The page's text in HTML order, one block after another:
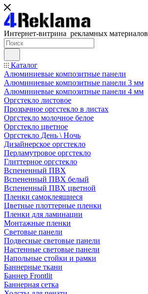
Интернет-витрина рекламных материалов
Каталог
Алюминиевые композитные панели
Алюминиевые композитные панели 3 мм
Алюминиевые композитные панели 4 мм
Оргстекло листовое
Прозрачное оргстекло в листах
Оргстекло молочное белое
Оргстекло цветное
Оргстекло День \ Ночь
Дизайнерское оргстекло
Перламутровое оргстекло
Глиттерное оргстекло
Вспененный ПВХ
Вспененный ПВХ белый
Вспененный ПВХ цветной
Пленки самоклеящиеся
Цветные плоттерные пленки
Пленки для ламинации
Монтажные пленки
Световые панели
Подвесные световые панели
Настенные световые панели
Напольные стойки и рамки
Баннерные ткани
Баннер Frontlit
Баннерная сетка